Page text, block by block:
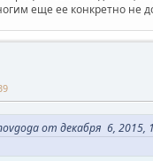
еще ее конкретно не
от декабря 6, 2015,